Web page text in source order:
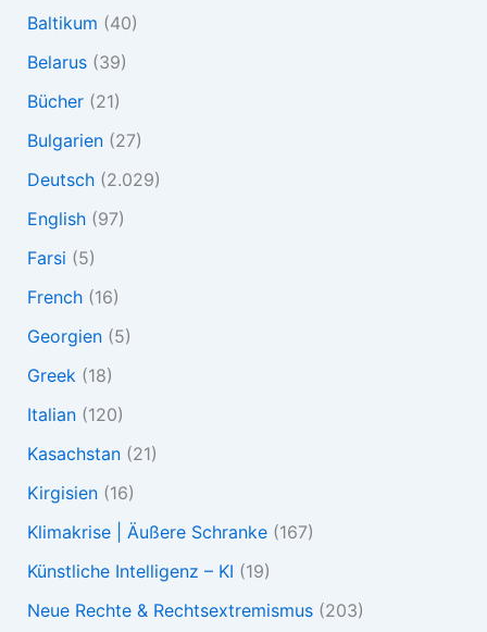
Baltikum (40)
Belarus(39)
Bücher(21)
Bulgarien(27)
Deutsch(2.029)
English(97)
Farsi (5)
French(16)
Georgien(5)
Greek(18)
Italian(120)
Kasachstan(21)
Kirgisien(16)
Klimakrise | Äußere Schranke(167)
Künstliche Intelligenz – KI (19)
Neue Rechte & Rechtsextremismus(203)